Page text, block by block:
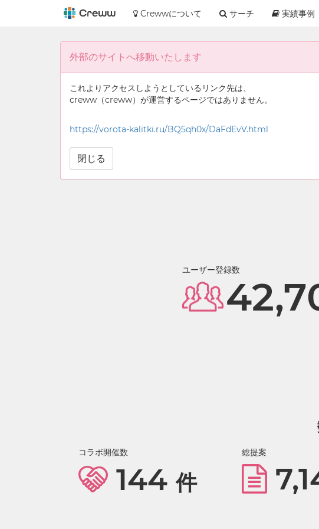
Crewwについて サーチ 実績事例
外部のサイトへ移動いたします
これよりアクセスしようとしているリンク先は、
creww（creww）が運営するページではありません。
https://vorota-kalitki.ru/BQ5qh0x/DaFdEvV.html
閉じる
ユーザー登録数
コラボ開催数
144件
総提案